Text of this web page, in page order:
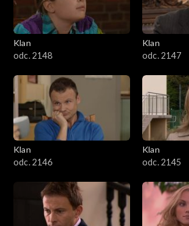
Klan
odc. 2148
Klan
odc. 2147
Klan
odc. 2146
Klan
odc. 2145